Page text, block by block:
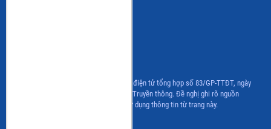
Giấy phép hoạt động Trang thông tin điện tử tổng hợp số 83/GP-TTĐT, ngày
06/07/2022 của Bộ Thông tin và Truyền thông. Đề nghị ghi rõ nguồn
www.vasep.com.vn khi sử dụng thông tin từ trang này.